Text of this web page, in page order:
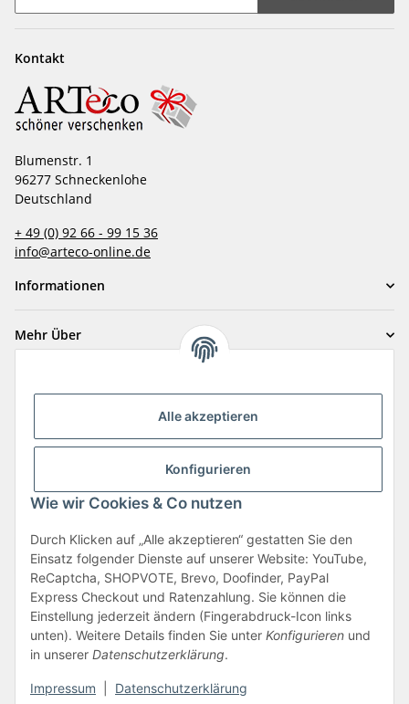
Alle akzeptieren
Konfigurieren
Wie wir Cookies & Co nutzen
Durch Klicken auf „Alle akzeptieren“ gestatten Sie den
Einsatz folgender Dienste auf unserer Website: YouTube,
ReCaptcha, SHOPVOTE, Brevo, Doofinder, PayPal
Express Checkout und Ratenzahlung. Sie können die
Einstellung jederzeit ändern (Fingerabdruck-Icon links
unten). Weitere Details finden Sie unter Konfigurieren und
in unserer Datenschutzerklärung.
Impressum Datenschutzerklärung
Kontakt
Blumenstr. 1
96277 Schneckenlohe
Deutschland
+ 49 (0) 92 66 - 99 15 36
info@arteco-online.de
Informationen
Mehr Über
Vertrag widerrufen
* Alle Preise pro Stück & inkl. gesetzlicher USt., zzgl. Versand